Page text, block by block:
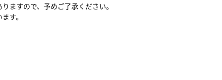
ますので、予めご了承ください。
す。